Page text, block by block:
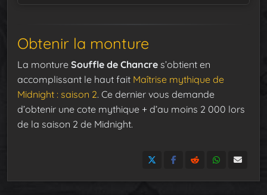
Obtenir la monture
La monture Souffle de Chancre s’obtient en
accomplissant le haut fait Maîtrise mythique de
Midnight : saison 2. Ce dernier vous demande
d’obtenir une cote mythique + d’au moins 2 000 lors
de la saison 2 de Midnight.